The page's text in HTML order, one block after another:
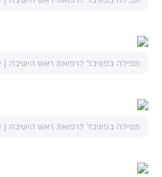
תפילה בפוניבז' לרפואת ראש הישיבה |
תפילה בפוניבז' לרפואת ראש הישיבה |